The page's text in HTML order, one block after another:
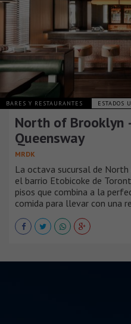
BARES Y RESTAURANTES ESTADOS
North of Brooklyn
Queensway
MRDK
La octava sucursal de
el barrio Etobicoke de
pisos que combina a la
comida para llevar con una